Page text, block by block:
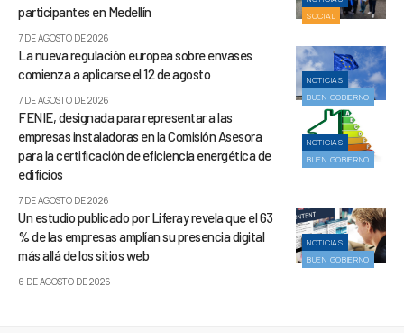
SOCIAL
participantes en Medellín
7 DE AGOSTO DE 2026
NOTICIAS
BUEN GOBIERNO
La nueva regulación europea sobre envases
comienza a aplicarse el 12 de agosto
7 DE AGOSTO DE 2026
NOTICIAS
BUEN GOBIERNO
FENIE, designada para representar a las
empresas instaladoras en la Comisión Asesora
para la certificación de eficiencia energética de
edificios
7 DE AGOSTO DE 2026
NOTICIAS
BUEN GOBIERNO
Un estudio publicado por Liferay revela que el 63
% de las empresas amplían su presencia digital
más allá de los sitios web
6 DE AGOSTO DE 2026